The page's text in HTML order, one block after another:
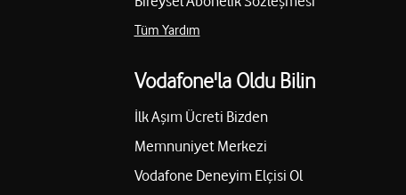
Tüm Yardım
Vodafone'la Oldu Bilin
İlk Aşım Ücreti Bizden
Memnuniyet Merkezi
Vodafone Deneyim Elçisi Ol